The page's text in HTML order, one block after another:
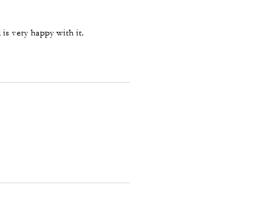
is very happy with it.